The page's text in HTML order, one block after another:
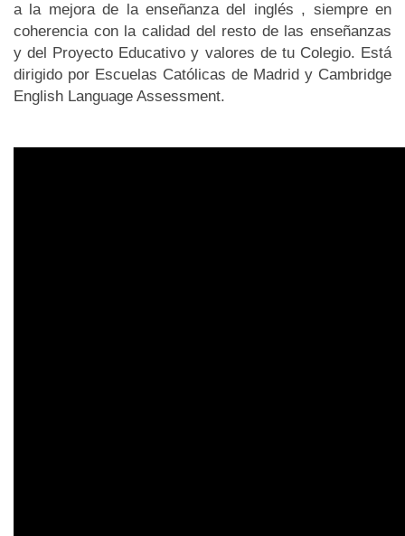
a la mejora de la enseñanza del inglés , siempre en
coherencia con la calidad del resto de las enseñanzas
y del Proyecto Educativo y valores de tu Colegio. Está
dirigido por Escuelas Católicas de Madrid y Cambridge
English Language Assessment.